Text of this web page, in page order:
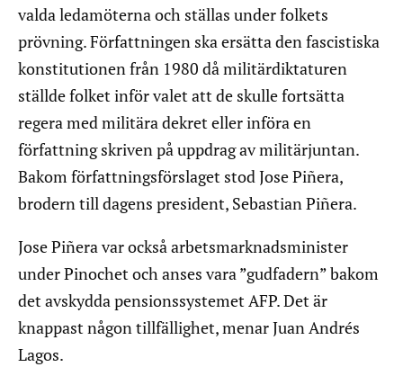
valda ledamöterna och ställas under folkets
prövning. Författningen ska ersätta den fascistiska
konstitutionen från 1980 då militärdiktaturen
ställde folket inför valet att de skulle fortsätta
regera med militära dekret eller införa en
författning skriven på uppdrag av militärjuntan.
Bakom författningsförslaget stod Jose Piñera,
brodern till dagens president, Sebastian Piñera.
Jose Piñera var också arbetsmarknadsminister
under Pinochet och anses vara ”gudfadern” bakom
det avskydda pensionssystemet AFP. Det är
knappast någon tillfällighet, menar Juan Andrés
Lagos.